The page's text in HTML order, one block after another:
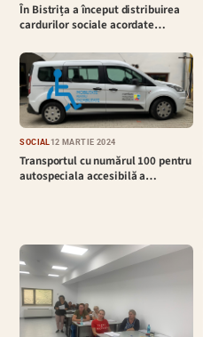
În Bistrița a început distribuirea
cardurilor sociale acordate…
SOCIAL 12 MARTIE 2024
Transportul cu numărul 100 pentru
autospeciala accesibilă a…